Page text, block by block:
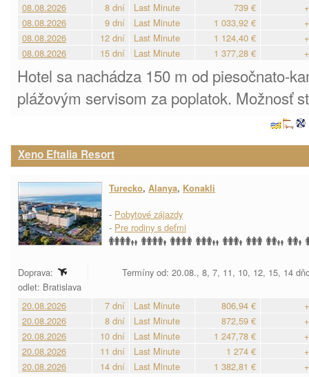
08.08.2026
8 dní Last Minute 739 €
08.08.2026
9 dní Last Minute 1 033,92 €
08.08.2026
12 dní Last Minute 1 124,40 €
08.08.2026
15 dní Last Minute 1 377,28 €
Hotel sa nachádza 150 m od piesočnato-
plážovým servisom za poplatok. Možnosť
Xeno Eftalia Resort
Turecko, Alanya, Konakli
- Pobytové zájazdy
- Pre rodiny s deťmi
Doprava:
Termíny od: 20.08., 8, 7, 11, 10, 12, 15, 14
odlet: Bratislava
20.08.2026
7 dní Last Minute 806,94 €
20.08.2026
8 dní Last Minute 872,59 €
20.08.2026
10 dní Last Minute 1 247,78 €
20.08.2026
11 dní Last Minute 1 274 €
20.08.2026
14 dní Last Minute 1 382,81 €